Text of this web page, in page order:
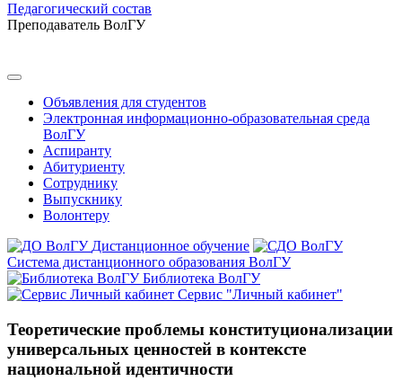
Педагогический состав
Преподаватель ВолГУ
Объявления для студентов
Электронная информационно-образовательная среда
ВолГУ
Аспиранту
Абитуриенту
Сотруднику
Выпускнику
Волонтеру
Дистанционное обучение
Система дистанционного образования ВолГУ
Библиотека ВолГУ
Сервис "Личный кабинет"
Теоретические проблемы конституционализации
универсальных ценностей в контексте
национальной идентичности